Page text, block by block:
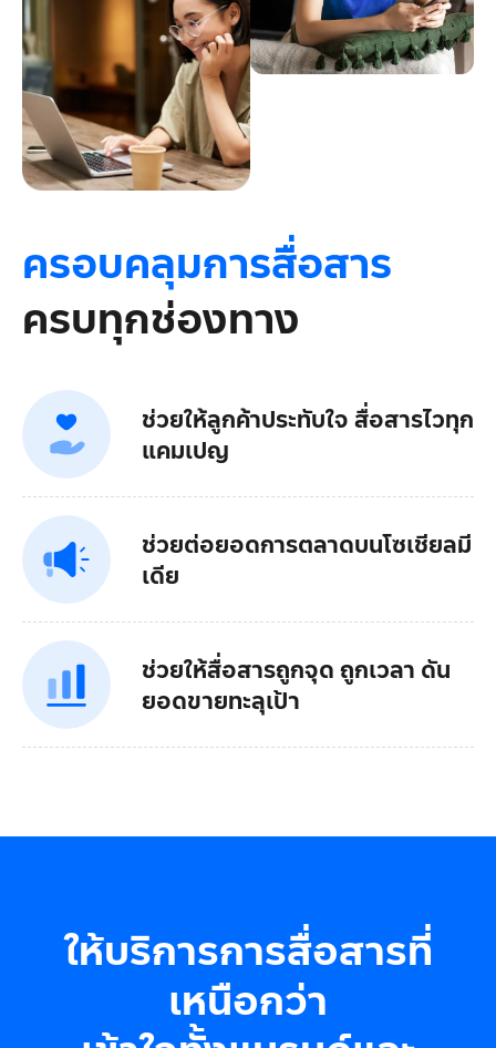
ครอบคลุมการสื่อสาร
ครบทุกช่องทาง
ช่วยให้ลูกค้าประทับใจ สื่อสารไวทุก
แคมเปญ
ช่วยต่อยอดการตลาดบนโซเชียลมี
เดีย
ช่วยให้สื่อสารถูกจุด ถูกเวลา ดัน
ยอดขายทะลุเป้า
ให้บริการการสื่อสารที่
เหนือกว่า
พี่ใหญ่ของแพลตฟอร์ม